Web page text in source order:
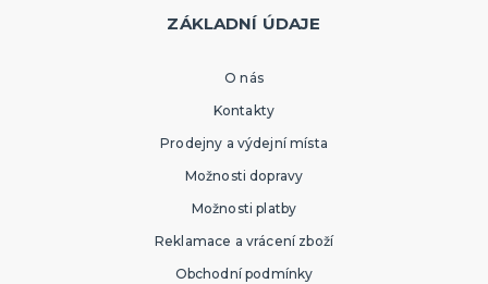
ZÁKLADNÍ ÚDAJE
O nás
Kontakty
Prodejny a výdejní místa
Možnosti dopravy
Možnosti platby
Reklamace a vrácení zboží
Obchodní podmínky